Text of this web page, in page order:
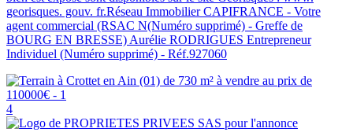
georisques. gouv. fr.Réseau Immobilier CAPIFRANCE - Votre
agent commercial (RSAC N(Numéro supprimé) - Greffe de
BOURG EN BRESSE) Aurélie RODRIGUES Entrepreneur
Individuel (Numéro supprimé) - Réf.927060
4